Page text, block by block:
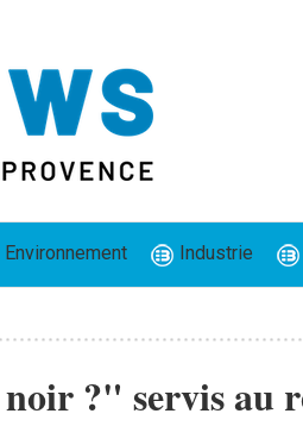
Industrie
?" servis au